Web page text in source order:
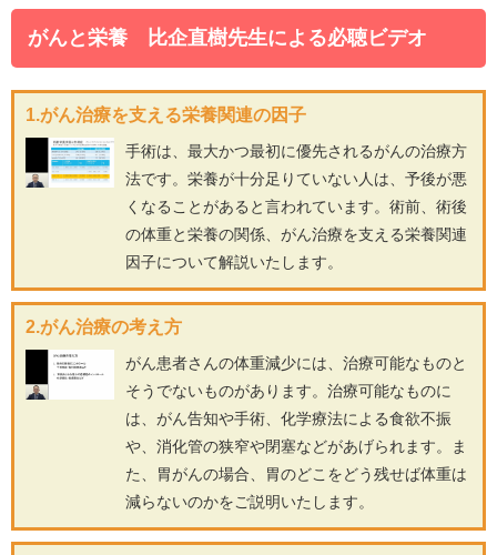
がんと栄養 比企直樹先生による必聴ビデオ
1.がん治療を支える栄養関連の因子
手術は、最大かつ最初に優先されるがんの治療方
法です。栄養が十分足りていない人は、予後が悪
くなることがあると言われています。術前、術後
の体重と栄養の関係、がん治療を支える栄養関連
因子について解説いたします。
2.がん治療の考え方
がん患者さんの体重減少には、治療可能なものと
そうでないものがあります。治療可能なものに
は、がん告知や手術、化学療法による食欲不振
や、消化管の狭窄や閉塞などがあげられます。ま
た、胃がんの場合、胃のどこをどう残せば体重は
減らないのかをご説明いたします。